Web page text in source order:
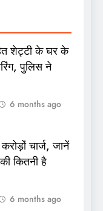
शेट्टी के घर के
पुलिस ने
6 months ago
चार्ज, जानें
कितनी है
6 months ago